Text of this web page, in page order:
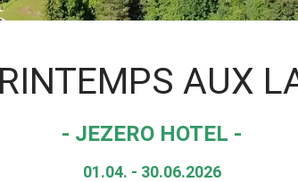
AUX
- JEZERO HOTEL -
01.04. - 30.06.2026